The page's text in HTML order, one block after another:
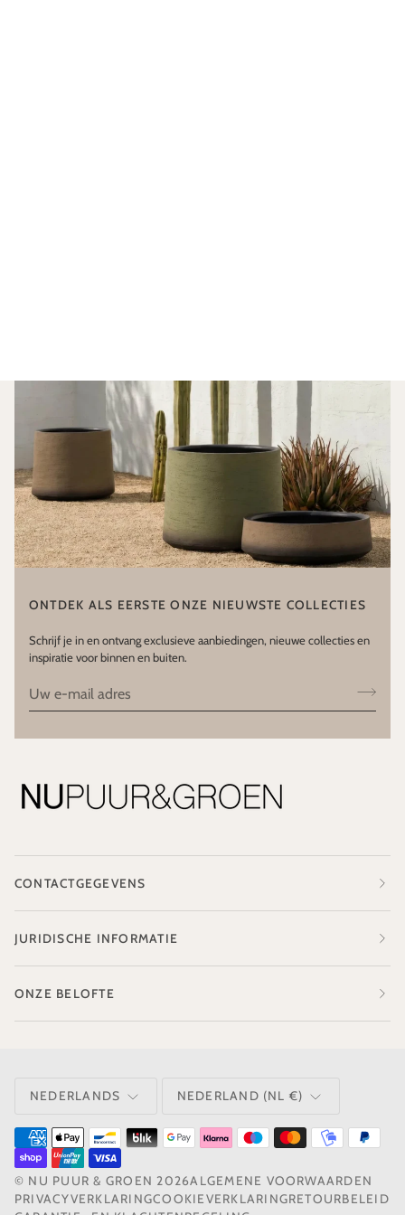
ONTDEK ALS EERSTE ONZE NIEUWSTE COLLECTIES
Schrijf je in en ontvang exclusieve aanbiedingen, nieuwe collecties en
inspiratie voor binnen en buiten.
CONTACTGEGEVENS
JURIDISCHE INFORMATIE
ONZE BELOFTE
NEDERLANDS NEDERLAND (NL €)
© NU PUUR & GROEN 2026ALGEMENE VOORWAARDEN
PRIVACYVERKLARINGCOOKIEVERKLARINGRETOURBELEID